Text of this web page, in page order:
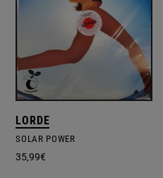
LORDE
SOLAR POWER
35,99€